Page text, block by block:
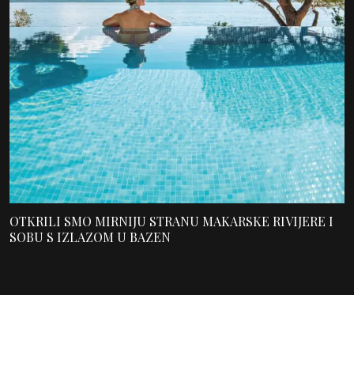
OTKRILI SMO MIRNIJU STRANU MAKARSKE RIVIJERE I
SOBU S IZLAZOM U BAZEN